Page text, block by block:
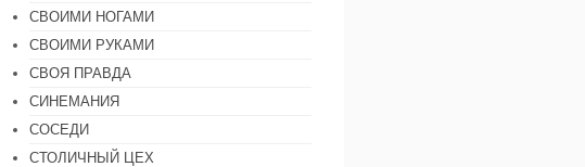
СВОИМИ НОГАМИ
СВОИМИ РУКАМИ
СВОЯ ПРАВДА
СИНЕМАНИЯ
СОСЕДИ
СТОЛИЧНЫЙ ЦЕХ